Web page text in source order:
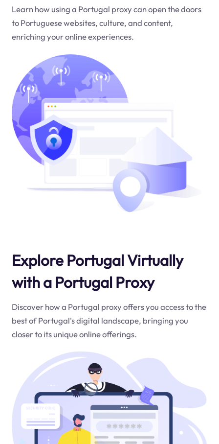
Learn how using a Portugal proxy can open the doors
to Portuguese websites, culture, and content,
enriching your online experiences.
Explore Portugal Virtually
with a Portugal Proxy
Discover how a Portugal proxy offers you access to the
best of Portugal's digital landscape, bringing you
closer to its unique online offerings.